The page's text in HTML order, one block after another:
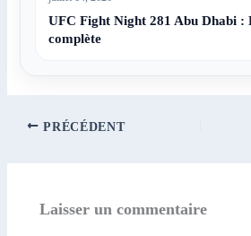
UFC Fight Night 281 Abu Dhabi :
complète
PRÉCÉDENT
Laisser un commentaire